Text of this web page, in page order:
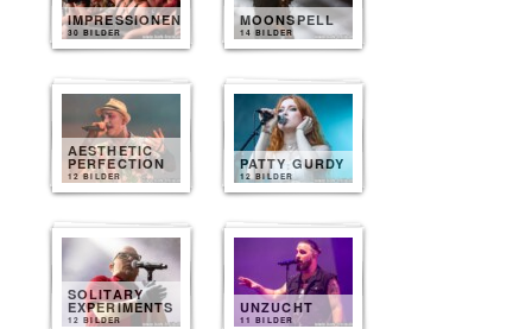
IMPRESSIONEN
30 BILDER
MOONSPELL
14 BILDER
AESTHETIC
PERFECTION
12 BILDER
PATTY GURDY
12 BILDER
SOLITARY
EXPERIMENTS
12 BILDER
UNZUCHT
11 BILDER